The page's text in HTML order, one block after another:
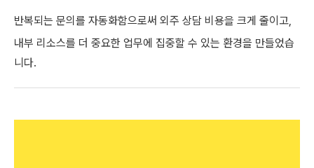
반복되는 문의를 자동화함으로써 외주 상담 비용을 크게 줄이고,
내부 리소스를 더 중요한 업무에 집중할 수 있는 환경을 만들었습
니다.